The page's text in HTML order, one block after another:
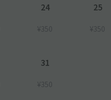
24
¥350
25
¥350
31
¥350